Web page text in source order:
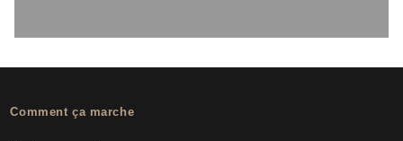
Comment ça marche